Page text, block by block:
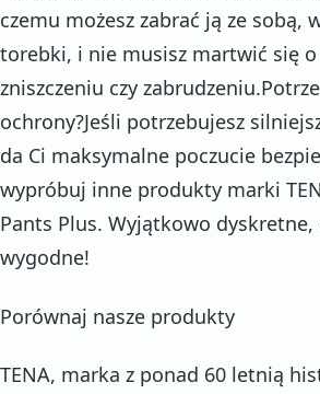
czemu możesz zabrać ją ze sobą,
torebki, i nie musisz martwić się
zniszczeniu czy
ochrony?Jeśli potrzebujesz
da Ci maksymalne poczucie
wypróbuj inne produkty marki
Pants Plus. Wyjątkowo dyskretne,
wygodne!
Porównaj nasze produkty
TENA, marka z ponad 60 letnią